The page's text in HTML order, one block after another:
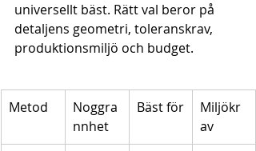
universellt bäst. Rätt val beror på
detaljens geometri, toleranskrav,
produktionsmiljö och budget.
Metod
Noggra
nnhet
Bäst för
Miljökr
av